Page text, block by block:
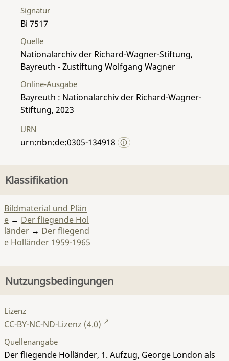
Signatur
Bi 7517
Quelle
Nationalarchiv der Richard-Wagner-Stiftung,
Bayreuth - Zustiftung Wolfgang Wagner
Online-Ausgabe
Bayreuth : Nationalarchiv der Richard-Wagner-
Stiftung, 2023
URN
urn:nbn:de:0305-134918
Klassifikation
Bildmaterial und Plän
e → Der fliegende Hol
länder → Der fliegend
e Holländer 1959-1965
Nutzungsbedingungen
Lizenz
CC-BY-NC-ND-Lizenz (4.0)
Quellenangabe
Der fliegende Holländer, 1. Aufzug, George London als